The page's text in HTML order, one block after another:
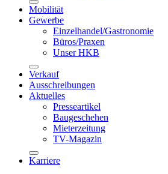
Mobilität
Gewerbe
Einzelhandel/Gastronomie
Büros/Praxen
Unser HKB
Verkauf
Ausschreibungen
Aktuelles
Presseartikel
Baugeschehen
Mieterzeitung
TV-Magazin
Karriere